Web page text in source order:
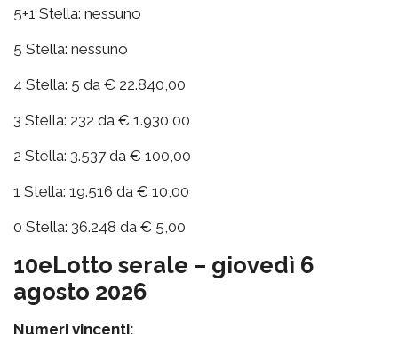
5+1 Stella: nessuno
5 Stella: nessuno
4 Stella: 5 da € 22.840,00
3 Stella: 232 da € 1.930,00
2 Stella: 3.537 da € 100,00
1 Stella: 19.516 da € 10,00
0 Stella: 36.248 da € 5,00
10eLotto serale – giovedì 6
agosto 2026
Numeri vincenti: